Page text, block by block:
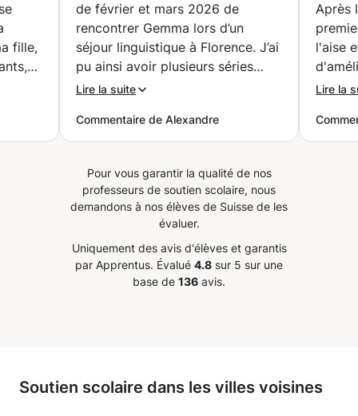
fille,
aussi
de février et mars 2026 de
rencontrer Gemma lors d’un
séjour linguistique à Florence. J’ai
pu ainsi avoir plusieurs séries
d’échanges avec Gemma pour
italien. Je ne peux que
recommander Gemma qui m’est
professionnelle sérieuse, faisant
preuve de pédagogie et de
patience face à mes
toujours été de qualité,
mélangeant plaisir de la
Lire la suite
Commentaire de Alexandre
Après
l'aise
avec
Lire la
Pour vous garantir la qualité de nos
professeurs de soutien scolaire, nous
demandons à nos élèves de Suisse de les
évaluer.
Uniquement des avis d'élèves et garantis
par Apprentus. Évalué 4.8 sur 5 sur une
base de 136 avis.
Soutien scolaire dans les villes voisines